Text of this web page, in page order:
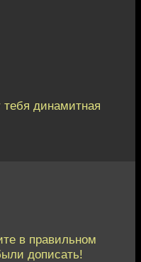
тебя динамитная
в правильном
дописать!